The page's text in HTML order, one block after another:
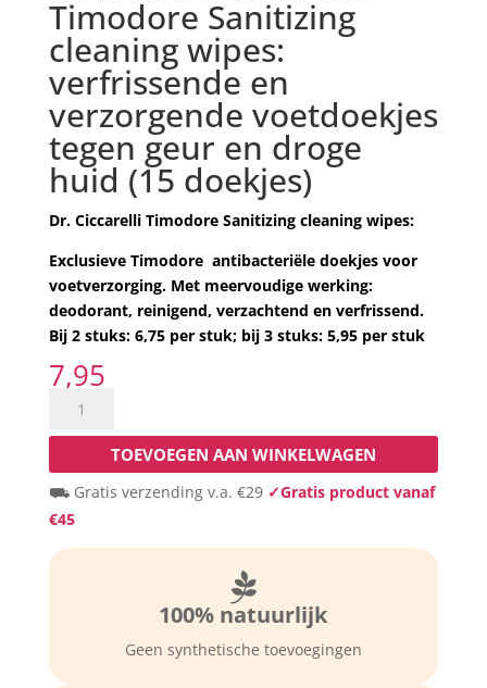
Timodore Sanitizing
cleaning wipes:
verfrissende en
verzorgende voetdoekjes
tegen geur en droge
huid (15 doekjes)
Dr. Ciccarelli Timodore Sanitizing cleaning wipes:
Exclusieve Timodore antibacteriële doekjes voor
voetverzorging. Met meervoudige werking:
deodorant, reinigend, verzachtend en verfrissend.
Bij 2 stuks: 6,75 per stuk; bij 3 stuks: 5,95 per stuk
7,95
NIEUW!
Ciccarelli
Timodore
Sanitizing
cleaning
wipes:
voetdoekjes
tegen
TOEVOEGEN AAN WINKELWAGEN
⛟ Gratis verzending v.a. €29 ✓Gratis product vanaf
€45

100% natuurlijk
Geen synthetische toevoegingen